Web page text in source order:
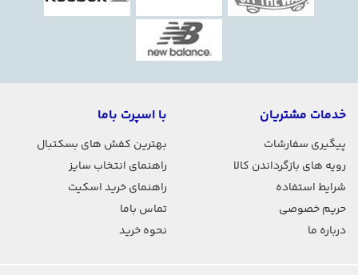
خدمات مشتریان
پیگیری سفارشات
رویه های بازگرداندن کالا
شرایط استفاده
حریم خصوصی
درباره ما
با اسپرت باما
بهترین کفش های بسکتبال
راهنمای انتخاب سایز
راهنمای خرید اسکیت
تماس باما
نحوه خرید